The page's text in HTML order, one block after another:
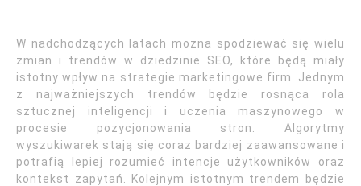
W nadchodzących latach można spodziewać się wielu
zmian i trendów w dziedzinie SEO, które będą miały
istotny wpływ na strategie marketingowe firm. Jednym
z najważniejszych trendów będzie rosnąca rola
sztucznej inteligencji i uczenia maszynowego w
procesie pozycjonowania stron. Algorytmy
wyszukiwarek stają się coraz bardziej zaawansowane i
potrafią lepiej rozumieć intencje użytkowników oraz
kontekst zapytań. Kolejnym istotnym trendem będzie